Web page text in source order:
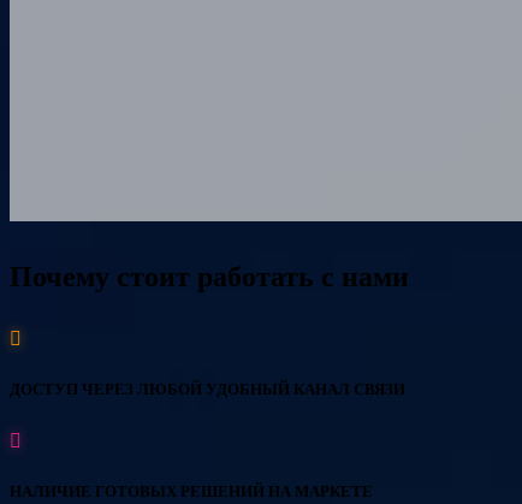
Почему стоит работать с нами
ДОСТУП ЧЕРЕЗ ЛЮБОЙ УДОБНЫЙ КАНАЛ СВЯЗИ
НАЛИЧИЕ ГОТОВЫХ РЕШЕНИЙ НА МАРКЕТЕ